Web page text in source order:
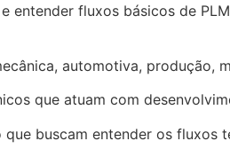
entender fluxos básicos de
automotiva, produção,
que atuam com
buscam entender os fluxos